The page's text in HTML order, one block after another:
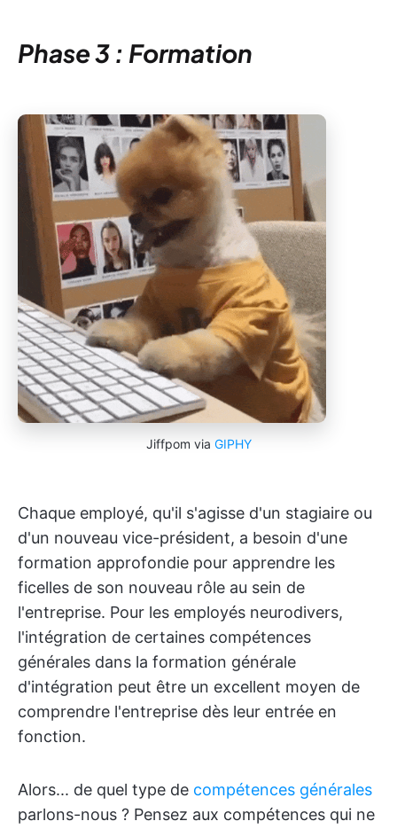
Phase 3 : Formation
Jiffpom via GIPHY
Chaque employé, qu'il s'agisse d'un stagiaire ou
d'un nouveau vice-président, a besoin d'une
formation approfondie pour apprendre les
ficelles de son nouveau rôle au sein de
l'entreprise. Pour les employés neurodivers,
l'intégration de certaines compétences
générales dans la formation générale
d'intégration peut être un excellent moyen de
comprendre l'entreprise dès leur entrée en
fonction.
Alors... de quel type de compétences générales
parlons-nous ? Pensez aux compétences qui ne